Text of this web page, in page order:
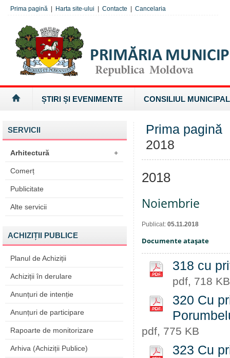
Prima pagină Harta site-ului Contacte Cancelaria
ȘTIRI ȘI EVENIMENTE CONSILIUL MUNICIPAL
SERVICII
Arhitectură +
Comerț
Publicitate
Alte servicii
ACHIZIȚII PUBLICE
Planul de Achiziții
Achiziții în derulare
Anunțuri de intenție
Anunțuri de participare
Rapoarte de monitorizare
Arhiva (Achiziții Publice)
Prima pagină
2018
2018
Noiembrie
Publicat: 05.11.2018
Documente ataşate
318 cu
pdf, 718 KB
320 Cu
pdf, 775 KB
323 Cu